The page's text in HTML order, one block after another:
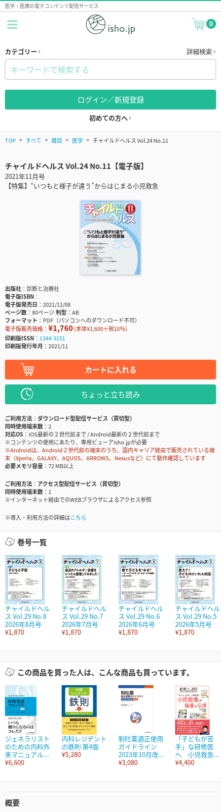
医学・医療の電子コンテンツ配信サービス
0
カテゴリー 詳細検索
ログイン／新規登録
初めての方へ
TOP すべて 雑誌 医学 チャイルドヘルス Vol.24 No.11
チャイルドヘルス Vol.24 No.11【電子版】
2021年11月号
【特集】“いつもと様子が違う”からはじまる小児救急
出版社
診断と治療社
電子版ISBN
電子版発売日
2021/11/08
ページ数
80ページ判型
AB
フォーマット
PDF（パソコンへのダウンロード不可）
電子版販売価格： ¥1,760(本体¥1,600＋税10％)
印刷版ISSN
1344-3151
印刷版発行年月
2021/11
カートに入れる
ちょっと立ち読み
ご利用方法
ダウンロード型配信サービス（買切型）
同時使用端末数
2
対応OS
iOS最新の２世代前まで / Android最新の２世代前まで
※コンテンツの使用にあたり、専用ビューアisho.jpが必要
※Androidは、Android２世代前の端末のうち、国内キャリア経由で販売されている端
末（Xperia、GALAXY、AQUOS、ARROWS、Nexusなど）にて動作確認しています
必要メモリ容量
72 MB以上
ご利用方法
アクセス型配信サービス（買切型）
同時使用端末数
1
※インターネット経由でのWEBブラウザによるアクセス参照
※導入・利用方法の詳細はこちら
巻号一覧
チャイルドヘル
ス Vol.29 No.8
2026年8月号
¥1,870
チャイルドヘル
ス Vol.29 No.7
2026年7月号
¥1,870
チャイルドヘル
ス Vol.29 No.6
2026年6月号
¥1,870
チャイルドヘル
ス Vol.29 No.5
2026年5月号
¥1,870
この商品を買った人は、こんな商品も買っています。
ジェネラリスト
のための内科外
来マニュアル...
¥6,600
内科レジデント
の鉄則 第4版
¥5,280
制吐薬適正使用
ガイドライン
2023年10月改...
¥3,080
「子どもが苦
手」な研修医
へ 小児救急...
¥4,400
概要